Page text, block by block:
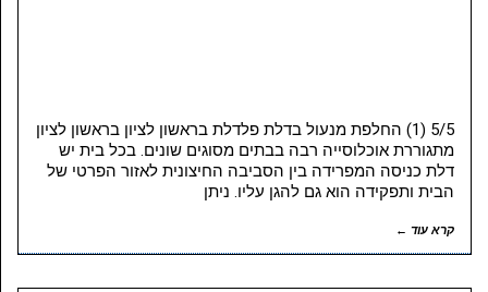
5/5 (1) החלפת מנעול בדלת פלדלת בראשון לציון בראשון לציון
מתגוררת אוכלוסייה רבה בבתים מסוגים שונים. בכל בית יש
דלת כניסה המפרידה בין הסביבה החיצונית לאזור הפרטי של
הבית ותפקידה הוא גם להגן עליו. ניתן
קרא עוד ←